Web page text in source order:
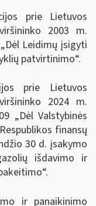
prie Lietuvos
2003 m.
Leidimų įsigyti
patvirtinimo“.
prie Lietuvos
2024 m.
„Dėl Valstybinės
finansų
30 d. įsakymo
išdavimo ir
ir panaikinimo